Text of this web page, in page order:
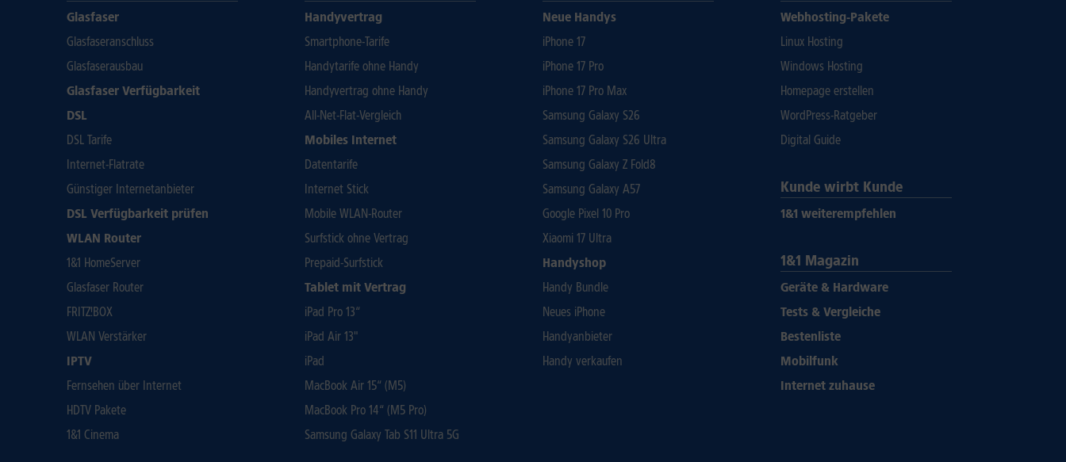
Glasfaser
Glasfaseranschluss
Glasfaserausbau
Glasfaser Verfügbarkeit
DSL
DSL Tarife
Internet-Flatrate
Günstiger Internetanbieter
DSL Verfügbarkeit prüfen
WLAN Router
1&1 HomeServer
Glasfaser Router
FRITZ!BOX
WLAN Verstärker
IPTV
Fernsehen über Internet
HDTV Pakete
1&1 Cinema
Handyvertrag
Smartphone-Tarife
Handytarife ohne Handy
Handyvertrag ohne Handy
All-Net-Flat-Vergleich
Mobiles Internet
Datentarife
Internet Stick
Mobile WLAN-Router
Surfstick ohne Vertrag
Prepaid-Surfstick
Tablet mit Vertrag
iPad Pro 13“
iPad Air 13"
iPad
MacBook Air 15“ (M5)
MacBook Pro 14“ (M5 Pro)
Samsung Galaxy Tab S11 Ultra 5G
Neue Handys
iPhone 17
iPhone 17 Pro
iPhone 17 Pro Max
Samsung Galaxy S26
Samsung Galaxy S26 Ultra
Samsung Galaxy Z Fold8
Samsung Galaxy A57
Google Pixel 10 Pro
Xiaomi 17 Ultra
Handyshop
Handy Bundle
Neues iPhone
Handyanbieter
Handy verkaufen
Webhosting-Pakete
Linux Hosting
Windows Hosting
Homepage erstellen
WordPress-Ratgeber
Digital Guide
Kunde wirbt Kunde
1&1 weiterempfehlen
1&1 Magazin
Geräte & Hardware
Tests & Vergleiche
Bestenliste
Mobilfunk
Internet zuhause